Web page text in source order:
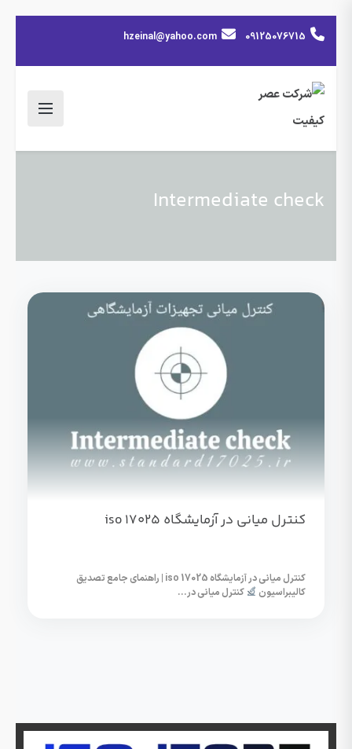
09125076715
hzeinal@yahoo.com
Intermediate check
کنترل میانی در آزمایشگاه iso 17025
کنترل میانی در آزمایشگاه iso 17025 | راهنمای جامع تصدیق
کالیبراسیون
کنترل میانی در...